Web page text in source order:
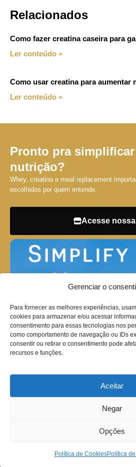
Gerenciar o
Para fornecer as melhores experiências,
cookies para armazenar e/ou acessar
consentimento para essas tecnologias nos
como comportamento de navegação ou IDs
consentir ou retirar o consentimento pode
recursos e funções.
Aceitar
Negar
Opções
Política de CookiesPolítica
Relacionados
Como fazer creatina caseira para
Ler conteúdo »
Como usar creatina para aumentar
Ler conteúdo »
Pronto pra
nutrição?
Whey, creatina e meal replacement
escolhidos por quem entende.
Acesse